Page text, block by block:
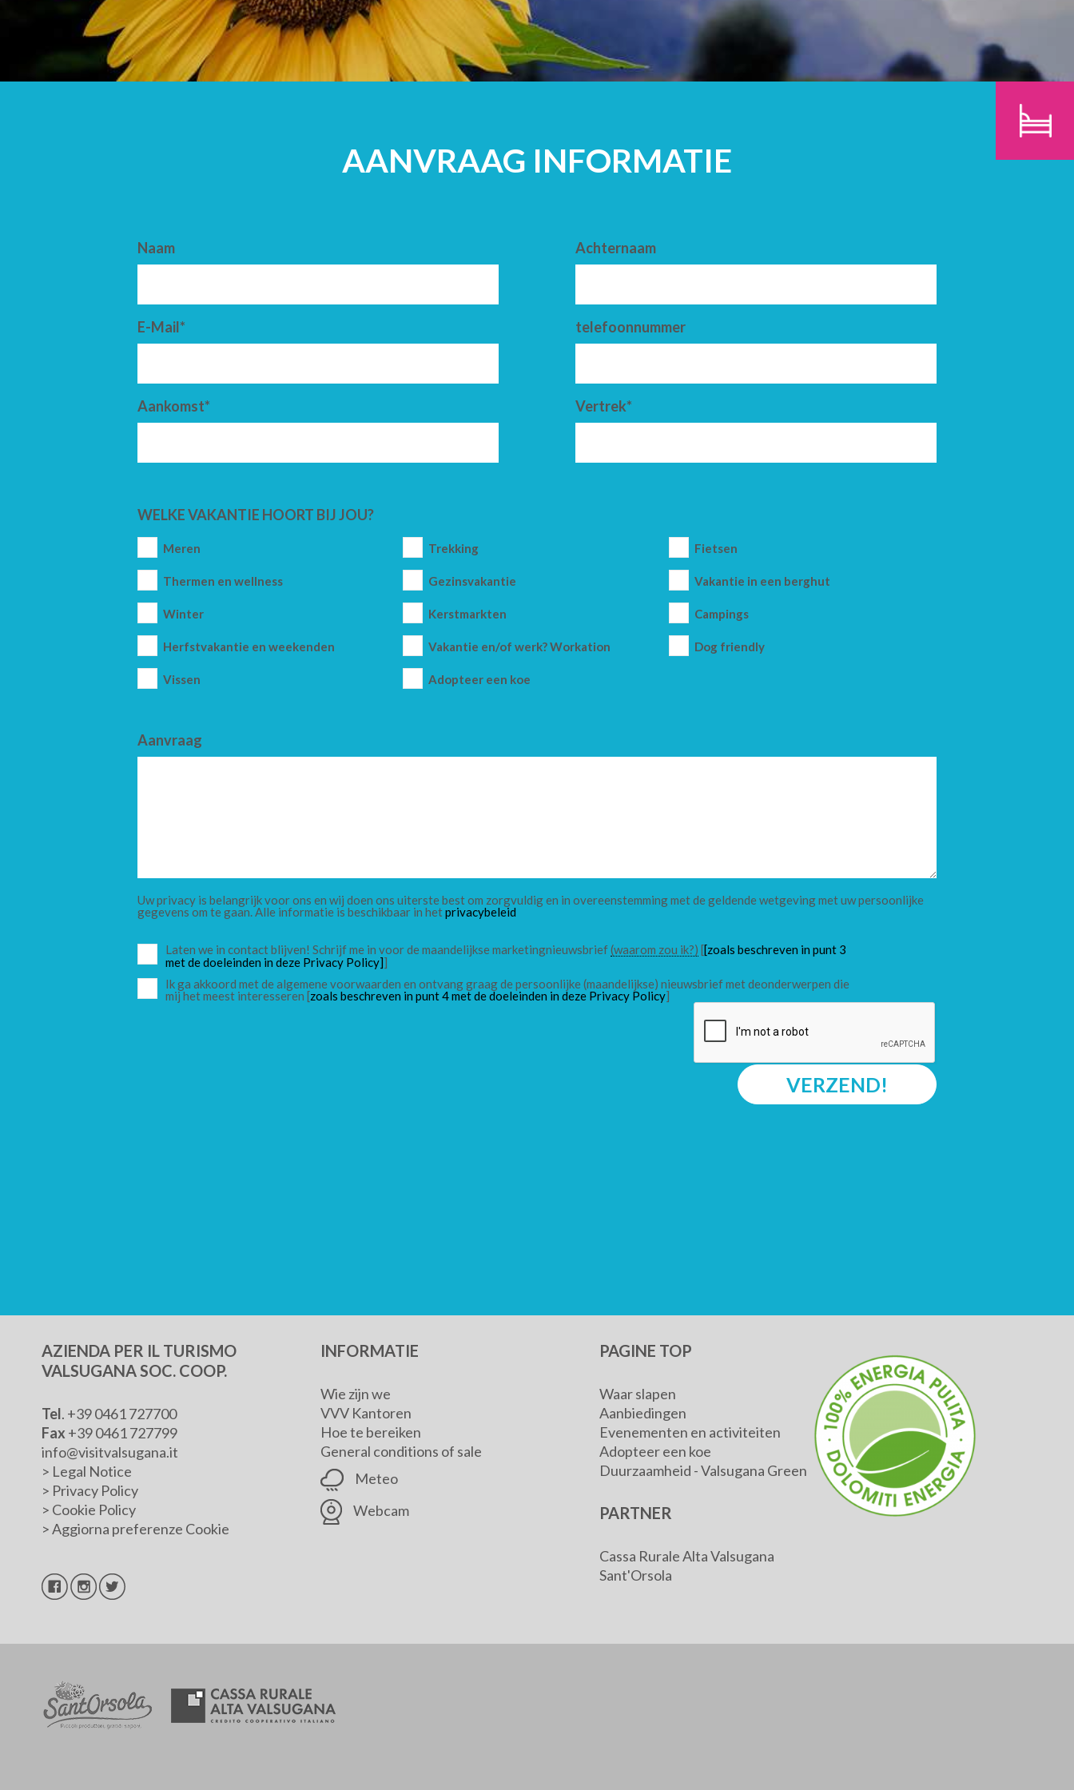
AANKOMST VERTREK VOLWASSENEN
ZOEK
AANVRAAG INFORMATIE
Naam Achternaam
E-Mail* telefoonnummer
Aankomst* Vertrek*
WELKE VAKANTIE HOORT BIJ JOU?
Meren Trekking Fietsen
Thermen en wellness Gezinsvakantie Vakantie in een berghut
Winter Kerstmarkten Campings
Herfstvakantie en weekenden Vakantie en/of werk? Workation Dog friendly
Vissen Adopteer een koe
Aanvraag
Uw privacy is belangrijk voor ons en wij doen ons uiterste best om zorgvuldig en in overeenstemming met de geldende wetgeving met uw persoonlijke
gegevens om te gaan. Alle informatie is beschikbaar in hetprivacybeleid
Laten we in contact blijven! Schrijf me in voor de maandelijkse marketingnieuwsbrief(waarom zou ik?) [[zoals beschreven in punt 3
met de doeleinden in deze Privacy Policy]]
Ik ga akkoord met de algemene voorwaarden en ontvang graag de persoonlijke (maandelijkse) nieuwsbrief met deonderwerpen die
mij het meest interesseren [zoals beschreven in punt 4 met de doeleinden in deze Privacy Policy]
VERZEND!
AZIENDA PER IL TURISMO
VALSUGANA SOC. COOP.
Tel. +39 0461 727700
Fax +39 0461 727799
info@visitvalsugana.it
> Legal Notice
> Privacy Policy
> Cookie Policy
>Aggiorna preferenze Cookie
INFORMATIE
Wie zijn we
VVV Kantoren
Hoe te bereiken
General conditions of sale
Meteo
Webcam
PAGINE TOP
Waar slapen
Aanbiedingen
Evenementen en activiteiten
Adopteer een koe
Duurzaamheid - Valsugana Green
PARTNER
Cassa Rurale Alta Valsugana
Sant'Orsola